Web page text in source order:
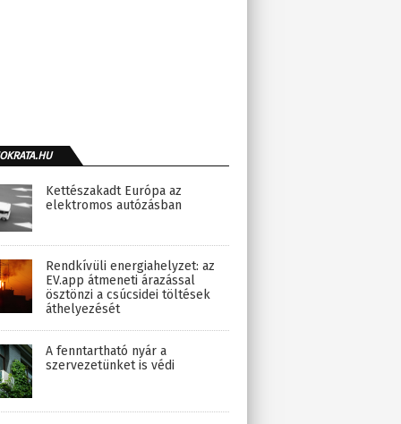
Kettészakadt Európa az
elektromos autózásban
Rendkívüli energiahelyzet: az
EV.app átmeneti árazással
ösztönzi a csúcsidei töltések
áthelyezését
A fenntartható nyár a
szervezetünket is védi